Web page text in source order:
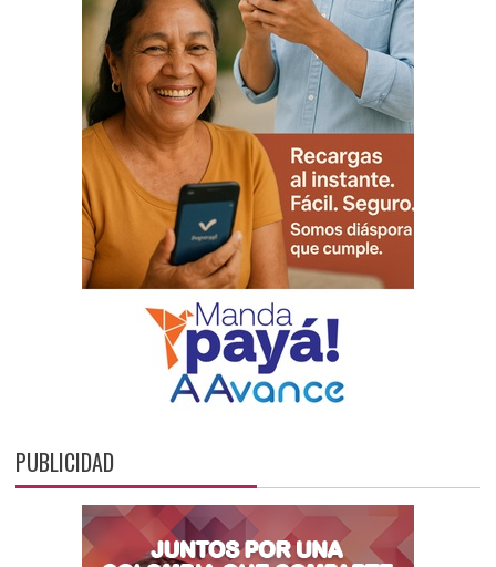
PUBLICIDAD